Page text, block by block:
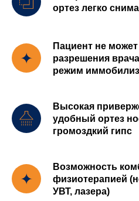
ортез легко
Пациент не
разрешения
режим
Высокая
удобный ортез
громоздкий гипс
Возможность
физиотерапией
УВТ, лазера)